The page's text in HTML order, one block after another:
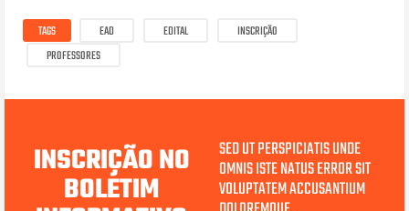
TAGS EAD EDITAL
INSCRIÇÃO
PROFESSORES
INSCRIÇÃO NO
BOLETIM
SED UT PERSPICIATIS UNDE
OMNIS ISTE NATUS ERROR SIT
VOLUPTATEM ACCUSANTIUM